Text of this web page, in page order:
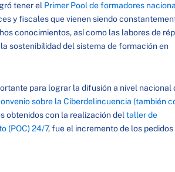
tener el Primer Pool de formadores
y fiscales que vienen siendo
conocimientos, así como las labores de
sostenibilidad del sistema de formación en
para lograr la difusión a nivel nacional
sobre la Ciberdelincuencia (también
obtenidos con la realización del taller de
(POC) 24/7, fue el incremento de los pedidos